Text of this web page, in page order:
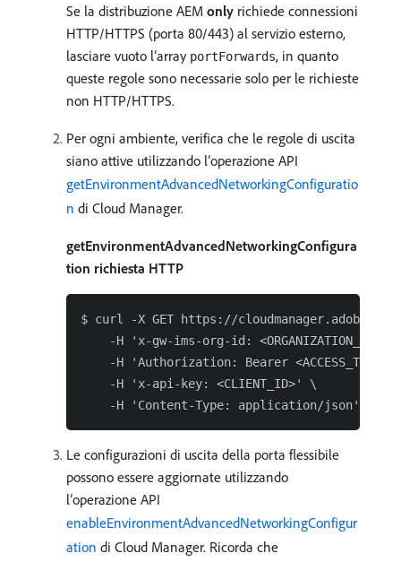
Se la distribuzione AEM only richiede connessioni
HTTP/HTTPS (porta 80/443) al servizio esterno,
lasciare vuoto l’array portForwards, in quanto
queste regole sono necessarie solo per le richieste
non HTTP/HTTPS.
Per ogni ambiente, verifica che le regole di uscita
siano attive utilizzando l’operazione API
getEnvironmentAdvancedNetworkingConfiguratio
n di Cloud Manager.
getEnvironmentAdvancedNetworkingConfigura
tion richiesta HTTP
$ curl -X GET https://cloudmanager.adobe.io/
-H 'x-gw-ims-org-id: <ORGANIZATION_ID>'
-H 'Authorization: Bearer
    -H 'x-api-key: <CLIENT_ID>' \
Le configurazioni di uscita della porta flessibile
possono essere aggiornate utilizzando
l’operazione API
enableEnvironmentAdvancedNetworkingConfigur
ation di Cloud Manager. Ricorda che